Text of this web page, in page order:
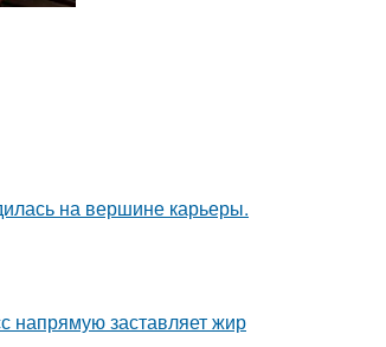
на вершине карьеры.
напрямую заставляет жир